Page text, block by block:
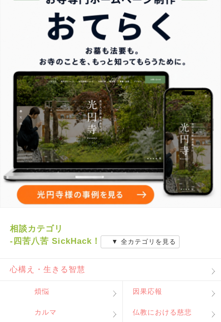
相談カテゴリ
-四苦八苦 SickHack！
▼ 全カテゴリを見る
心構え・生きる智慧
煩悩 因果応報
カルマ 仏教における慈悲